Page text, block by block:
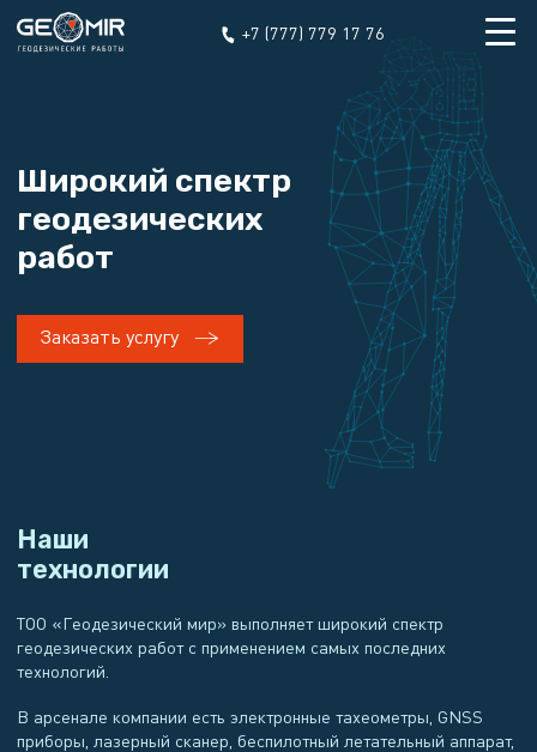
+7 (777) 779 17 76
Широкий спектр
геодезических
работ
Заказать услугу
Наши
технологии
ТОО «Геодезический мир» выполняет широкий спектр
геодезических работ с применением самых последних
технологий.
В арсенале компании есть электронные тахеометры, GNSS
приборы, лазерный сканер, беспилотный летательный аппарат,